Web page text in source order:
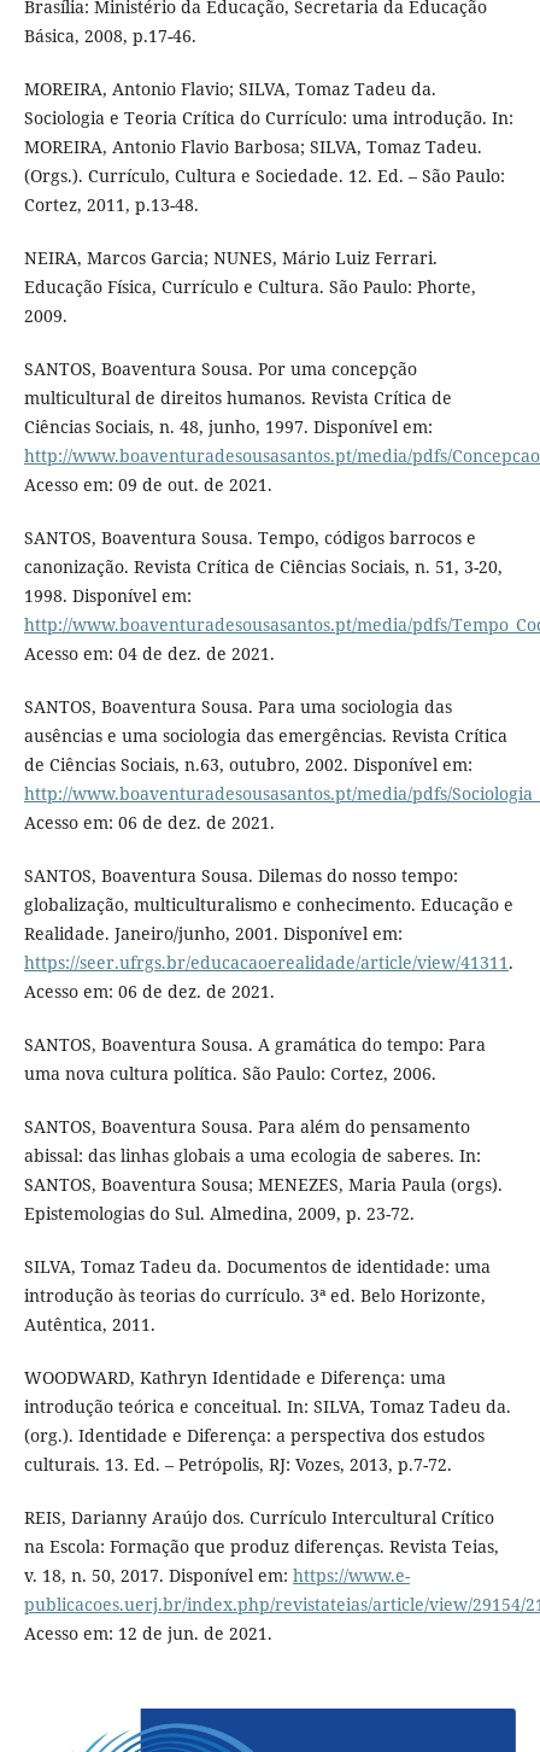
Brasília: Ministério da Educação, Secretaria da Educação
Básica, 2008, p.17-46.
MOREIRA, Antonio Flavio; SILVA, Tomaz Tadeu da.
Sociologia e Teoria Crítica do Currículo: uma introdução. In:
MOREIRA, Antonio Flavio Barbosa; SILVA, Tomaz Tadeu.
(Orgs.). Currículo, Cultura e Sociedade. 12. Ed. – São Paulo:
Cortez, 2011, p.13-48.
NEIRA, Marcos Garcia; NUNES, Mário Luiz Ferrari.
Educação Física, Currículo e Cultura. São Paulo: Phorte,
2009.
SANTOS, Boaventura Sousa. Por uma concepção
multicultural de direitos humanos. Revista Crítica de
Ciências Sociais, n. 48, junho, 1997. Disponível em:
http://www.boaventuradesousasantos.pt/media/pdfs/
Acesso em: 09 de out. de 2021.
SANTOS, Boaventura Sousa. Tempo, códigos barrocos e
canonização. Revista Crítica de Ciências Sociais, n. 51, 3-20,
1998. Disponível em:
http://www.boaventuradesousasantos.pt/media/pdfs/
Acesso em: 04 de dez. de 2021.
SANTOS, Boaventura Sousa. Para uma sociologia das
ausências e uma sociologia das emergências. Revista Crítica
de Ciências Sociais, n.63, outubro, 2002. Disponível em:
http://www.boaventuradesousasantos.pt/media/pdfs/
Acesso em: 06 de dez. de 2021.
SANTOS, Boaventura Sousa. Dilemas do nosso tempo:
globalização, multiculturalismo e conhecimento. Educação e
Realidade. Janeiro/junho, 2001. Disponível em:
https://seer.ufrgs.br/educacaoerealidade/article/view/41311.
Acesso em: 06 de dez. de 2021.
SANTOS, Boaventura Sousa. A gramática do tempo: Para
uma nova cultura política. São Paulo: Cortez, 2006.
SANTOS, Boaventura Sousa. Para além do pensamento
abissal: das linhas globais a uma ecologia de saberes. In:
SANTOS, Boaventura Sousa; MENEZES, Maria Paula (orgs).
Epistemologias do Sul. Almedina, 2009, p. 23-72.
SILVA, Tomaz Tadeu da. Documentos de identidade: uma
introdução às teorias do currículo. 3ª ed. Belo Horizonte,
Autêntica, 2011.
WOODWARD, Kathryn Identidade e Diferença: uma
introdução teórica e conceitual. In: SILVA, Tomaz Tadeu da.
(org.). Identidade e Diferença: a perspectiva dos estudos
culturais. 13. Ed. – Petrópolis, RJ: Vozes, 2013, p.7-72.
REIS, Darianny Araújo dos. Currículo Intercultural Crítico
na Escola: Formação que produz diferenças. Revista Teias,
v. 18, n. 50, 2017. Disponível em: https://www.e-
publicacoes.uerj.br/index.php/revistateias/article/view/29154/
Acesso em: 12 de jun. de 2021.